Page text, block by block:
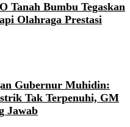
Tanah Bumbu Tegaskan
Olahraga Prestasi
Gubernur Muhidin:
Tak Terpenuhi, GM
Jawab